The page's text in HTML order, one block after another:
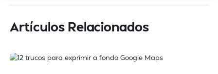
Artículos Relacionados